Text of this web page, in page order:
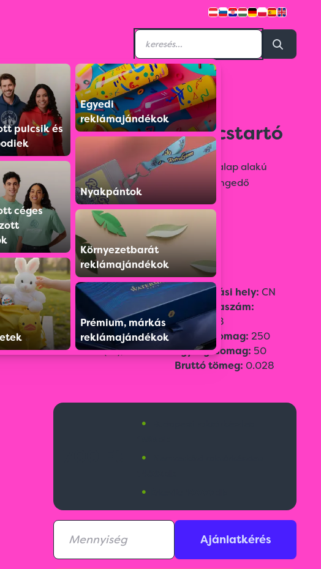
pulcsik és
céges
Egyedi
reklámajándékok
Nyakpántok
Környezetbarát
reklámajándékok
Prémium, márkás
reklámajándékok
9227307
Klasszikus fém kulcstartó
Klasszikus formájú, fém, matt, téglalap alakú
kulcstartó, az emblémának teret engedő
egybefüggő felülettel.
Színválaszték:
Szín:Szürke
Méret:
7,7 × 2,3 × 0,3 cm
Emblémázási
technológia:
Gravírozás(G1),
Származási hely: CN
Vámtarifaszám:
73269098
Gyűjtőcsomag: 250
Egységcsomag: 50
Bruttó tömeg: 0.028
•
•
•
Ajánlatkérés